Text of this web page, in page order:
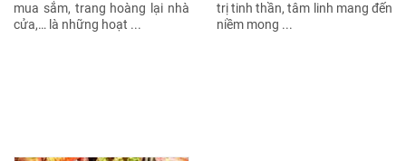
mua sắm, trang hoàng lại nhà
cửa,… là những hoạt ...
trị tinh thần, tâm linh mang đến
niềm mong ...